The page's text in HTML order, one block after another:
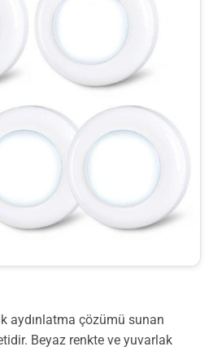
aydınlatma çözümü sunan
Beyaz renkte ve yuvarlak